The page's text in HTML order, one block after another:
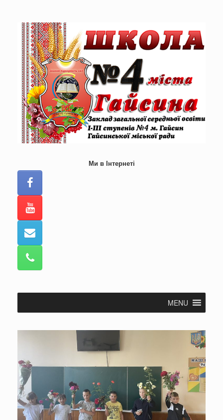
Ми в Інтернеті
MENU